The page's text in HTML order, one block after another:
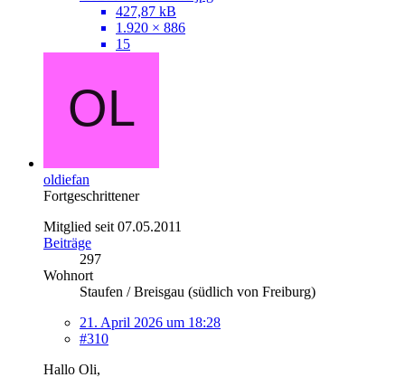
427,87 kB
1.920 × 886
15
oldiefan
Fortgeschrittener
Mitglied seit 07.05.2011
Beiträge
297
Wohnort
Staufen / Breisgau (südlich von Freiburg)
21. April 2026 um 18:28
#310
Hallo Oli,